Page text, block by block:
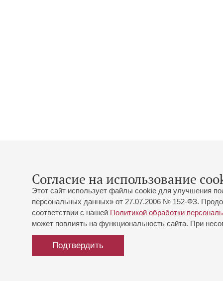
Согласие на использование
Этот сайт использует файлы cookie для улучшения
персональных данных» от 27.07.2006 № 152-ФЗ.
соответствии с нашей Политикой обработки
может повлиять на функциональность сайта. При
Подтвердить